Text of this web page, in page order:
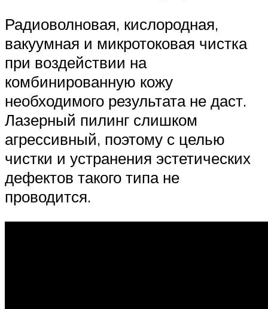
Радиоволновая, кислородная,
вакуумная и микротоковая чистка
при воздействии на
комбинированную кожу
необходимого результата не даст.
Лазерный пилинг слишком
агрессивный, поэтому с целью
чистки и устранения эстетических
дефектов такого типа не
проводится.